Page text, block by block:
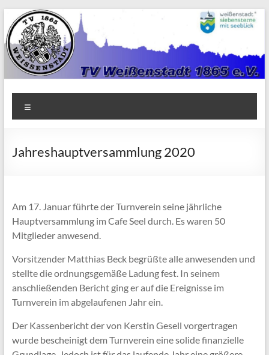
Zum
Inhalt
springen
TV
1865
Weißenstadt
Jahreshauptversammlung 2020
Am 17. Januar führte der Turnverein seine jährliche
Hauptversammlung im Cafe Seel durch. Es waren 50
Mitglieder anwesend.
Vorsitzender Matthias Beck begrüßte alle anwesenden und
stellte die ordnungsgemäße Ladung fest. In seinem
anschließenden Bericht ging er auf die Ereignisse im
Turnverein im abgelaufenen Jahr ein.
Der Kassenbericht der von Kerstin Gesell vorgertragen
wurde bescheinigt dem Turnverein eine solide finanzielle